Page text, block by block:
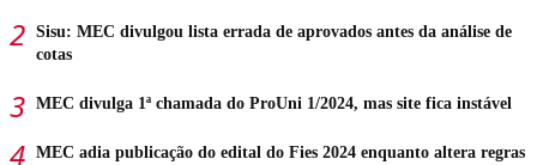
Sisu: MEC divulgou lista errada de aprovados antes da análise de
cotas
MEC divulga 1ª chamada do ProUni 1/2024, mas site fica instável
MEC adia publicação do edital do Fies 2024 enquanto altera regras